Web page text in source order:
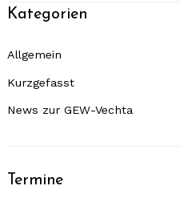
Kategorien
Allgemein
Kurzgefasst
News zur GEW-Vechta
Termine